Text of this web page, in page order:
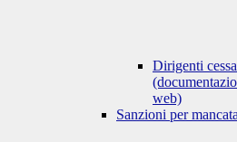
Dirigenti
web)
Sanzioni per